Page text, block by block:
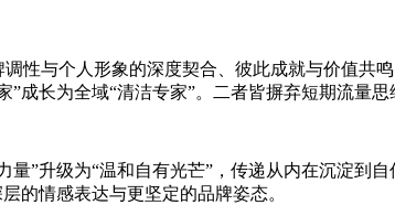
性与个人形象的深度契合、彼此成就与价值共
成长为全域“清洁专家”。二者皆摒弃短期流量
”升级为“温和自有光芒”，传递从内在沉淀到
的情感表达与更坚定的品牌姿态。